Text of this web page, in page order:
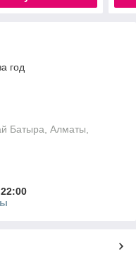
год
Батыра, Алматы,